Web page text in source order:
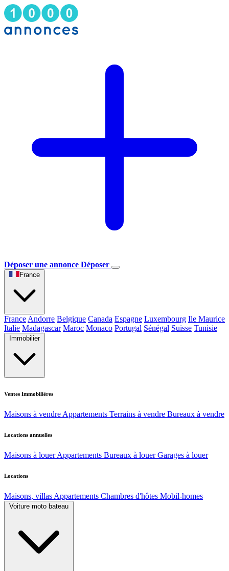
Déposer une annonce Déposer
France
France Andorre Belgique Canada Espagne Luxembourg Ile Maurice
Italie Madagascar Maroc Monaco Portugal Sénégal Suisse Tunisie
Immobilier
Ventes Immobilières
Maisons à vendre Appartements Terrains à vendre Bureaux à vendre
Locations annuelles
Maisons à louer Appartements Bureaux à louer Garages à louer
Locations
Maisons, villas Appartements Chambres d'hôtes Mobil-homes
Voiture moto bateau